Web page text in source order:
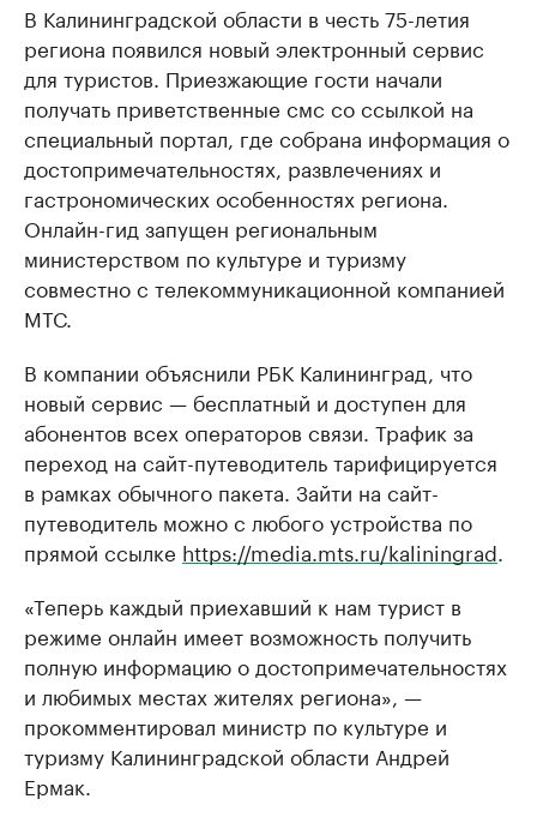
В Калининградской области в честь 75-летия
региона появился новый электронный сервис
для туристов. Приезжающие гости начали
получать приветственные смс со ссылкой на
специальный портал, где собрана информация о
достопримечательностях, развлечениях и
гастрономических особенностях региона.
Онлайн-гид запущен региональным
министерством по культуре и туризму
совместно с телекоммуникационной компанией
МТС.
В компании объяснили РБК Калининград, что
новый сервис — бесплатный и доступен для
абонентов всех операторов связи. Трафик за
переход на сайт-путеводитель тарифицируется
в рамках обычного пакета. Зайти на сайт-
путеводитель можно с любого устройства по
прямой ссылке https://media.mts.ru/kaliningrad.
«Теперь каждый приехавший к нам турист в
режиме онлайн имеет возможность получить
полную информацию о достопримечательностях
и любимых местах жителях региона», —
прокомментировал министр по культуре и
туризму Калининградской области Андрей
Ермак.